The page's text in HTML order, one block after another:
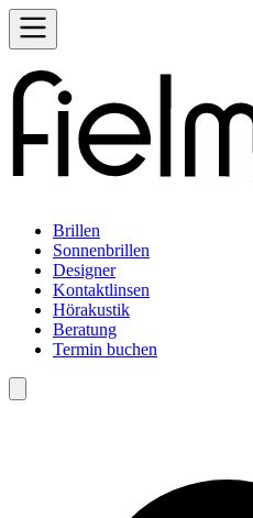
Brillen
Sonnenbrillen
Designer
Kontaktlinsen
Hörakustik
Beratung
Termin buchen